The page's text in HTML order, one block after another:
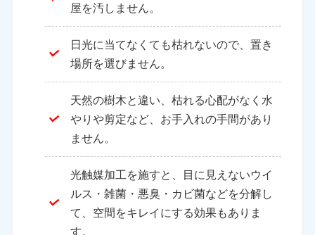
屋を汚しません。
日光に当てなくても枯れないので、置き
場所を選びません。
天然の樹木と違い、枯れる心配がなく水
やりや剪定など、お手入れの手間があり
ません。
光触媒加工を施すと、目に見えないウイ
ルス・雑菌・悪臭・カビ菌などを分解し
て、空間をキレイにする効果もありま
す。